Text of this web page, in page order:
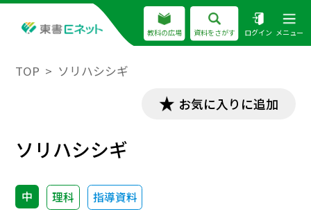
教科の広場 資料をさがす ログイン メニュー
TOP ソリハシシギ
お気に入りに追加
ソリハシシギ
中 理科 指導資料